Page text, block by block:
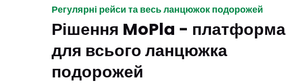
Регулярні рейси та весь ланцюжок подорожей
Рішення MoPla - платформа
для всього ланцюжка
подорожей